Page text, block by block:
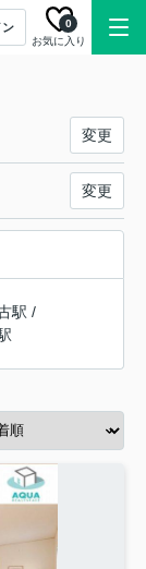
ン
お気に入り
0
変更
変更
駅 /